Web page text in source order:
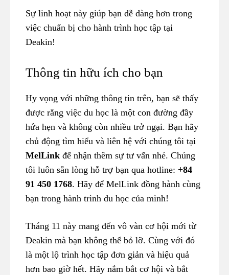
Sự linh hoạt này giúp bạn dễ dàng hơn trong
việc chuẩn bị cho hành trình học tập tại
Deakin!
Thông tin hữu ích cho bạn
Hy vọng với những thông tin trên, bạn sẽ thấy
được rằng việc du học là một con đường đầy
hứa hẹn và không còn nhiều trở ngại. Bạn hãy
chủ động tìm hiểu và liên hệ với chúng tôi tại
MelLink để nhận thêm sự tư vấn nhé. Chúng
tôi luôn sẵn lòng hỗ trợ bạn qua hotline: +84
91 450 1768. Hãy để MelLink đồng hành cùng
bạn trong hành trình du học của mình!
Tháng 11 này mang đến vô vàn cơ hội mới từ
Deakin mà bạn không thể bỏ lỡ. Cùng với đó
là một lộ trình học tập đơn giản và hiệu quả
hơn bao giờ hết. Hãy nắm bắt cơ hội và bắt